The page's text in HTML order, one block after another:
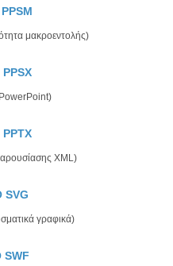
μακροεντολής)
PPTX
XML)
SVG
γραφικά)
SWF